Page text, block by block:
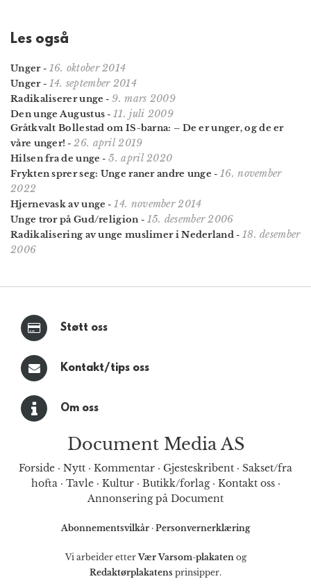
Les også
Unger- 16. oktober 2014
Unger- 14. september 2014
Radikaliserer unge -9. mars 2009
Den unge Augustus -11. juli 2009
Gråtkvalt Bollestad om IS-barna: – De er unger, og de er
våre unger! -26. april 2019
Hilsen fra de unge -5. april 2020
Frykten sprer seg: Unge raner andre unge - 16. november
2022
Hjernevask av unge -14. november 2014
Unge tror på Gud/religion- 15. desember 2006
Radikalisering av unge muslimer i Nederland- 18. desember
2006
Støtt oss
Kontakt/tips oss
Om oss
Document Media AS
Forside · Nytt · Kommentar · Gjesteskribent · Sakset/fra
hofta· Tavle· Kultur· Butikk/forlag· Kontakt oss·
Annonsering på Document
Abonnementsvilkår · Personvernerklæring
Vi arbeider etterVær Varsom-plakatenog
Redaktørplakatens prinsipper.